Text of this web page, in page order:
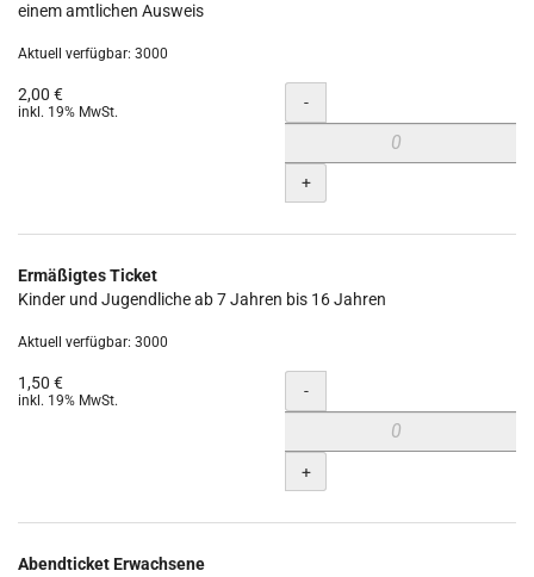
einem amtlichen Ausweis
Aktuell verfügbar: 3000
2,00 €
inkl. 19% MwSt. Menge
-
+
Ermäßigtes Ticket
Kinder und Jugendliche ab 7 Jahren bis 16 Jahren
Aktuell verfügbar: 3000
1,50 €
inkl. 19% MwSt. Menge
-
+
Abendticket Erwachsene